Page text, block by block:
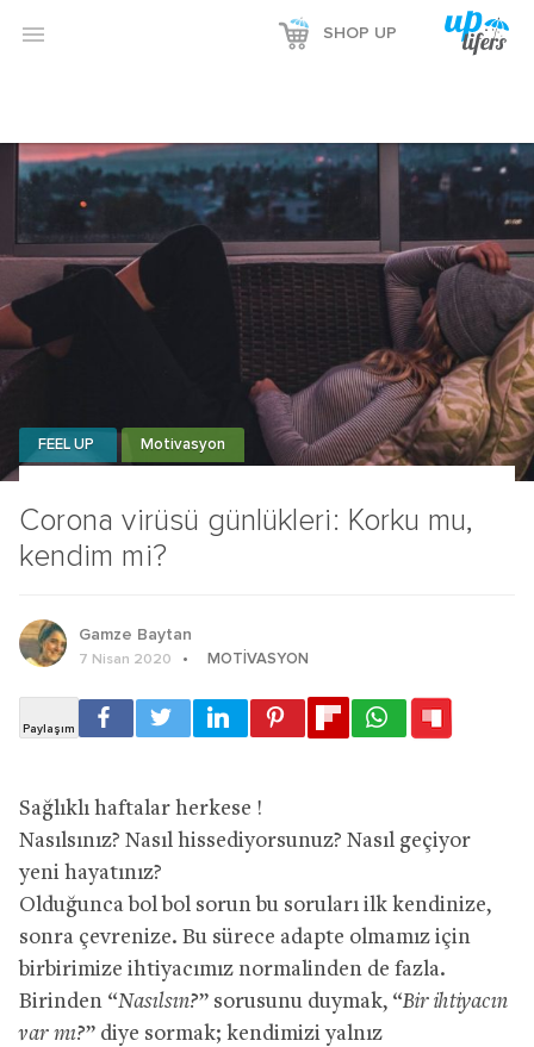
 SHOP UP
Corona virüsü günlükleri: Korku mu,
kendim mi?
FEEL UP Motivasyon
Gamze Baytan
7 Nisan 2020 MOTIVASYON
Sağlıklı haftalar herkese !
Nasılsınız? Nasıl hissediyorsunuz? Nasıl geçiyor
yeni hayatınız?
Olduğunca bol bol sorun bu soruları ilk kendinize,
sonra çevrenize. Bu sürece adapte olmamız için
birbirimize ihtiyacımız normalinden de fazla.
Birinden “Nasılsın?” sorusunu duymak, “Bir ihtiyacın
var mı?” diye sormak; kendimizi yalnız